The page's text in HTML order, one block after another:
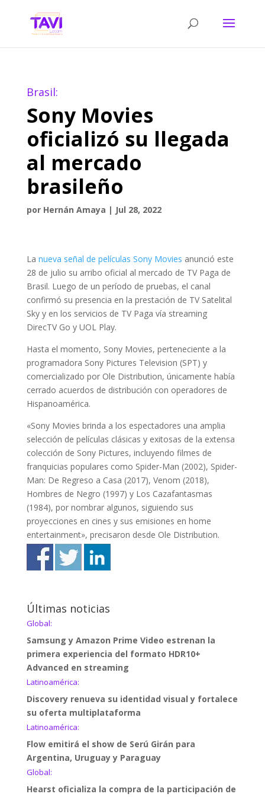
Brasil:
Sony Movies
oficializó su llegada
al mercado
brasileño
por Hernán Amaya | Jul 28, 2022
La nueva señal de películas Sony Movies anunció este
28 de julio su arribo oficial al mercado de TV Paga de
Brasil. Luego de un período de pruebas, el canal
confirmó su presencia en la prestación de TV Satelital
Sky y en los servicios de TV Paga vía streaming
DirecTV Go y UOL Play.
Hasta el momento, Sony Movies, perteneciente a la
programadora Sony Pictures Television (SPT) y
comercializado por Ole Distribution, únicamente había
cerrado acuerdos de distribución con operadores de
Hispanoamérica.
«Sony Movies brinda a los espectadores una amplia
selección de películas clásicas y exitosas de la extensa
colección de Sony Pictures, incluyendo filmes de
franquicias populares como Spider-Man (2002), Spider-
Man: De Regreso a Casa (2017), Venom (2018),
Hombres de Negro (1997) y Los Cazafantasmas
(1984), por nombrar algunos, siguiendo sus
proyecciones en cines y sus emisiones en home
entertainment», precisaron desde Ole Distribution.
Últimas noticias
Global:
Samsung y Amazon Prime Video estrenan la
primera experiencia del formato HDR10+
Advanced en streaming
Latinoamérica:
Discovery renueva su identidad visual y fortalece
su oferta multiplataforma
Latinoamérica:
Flow emitirá el show de Serú Girán para
Argentina, Uruguay y Paraguay
Global:
Hearst oficializa la compra de la participación de